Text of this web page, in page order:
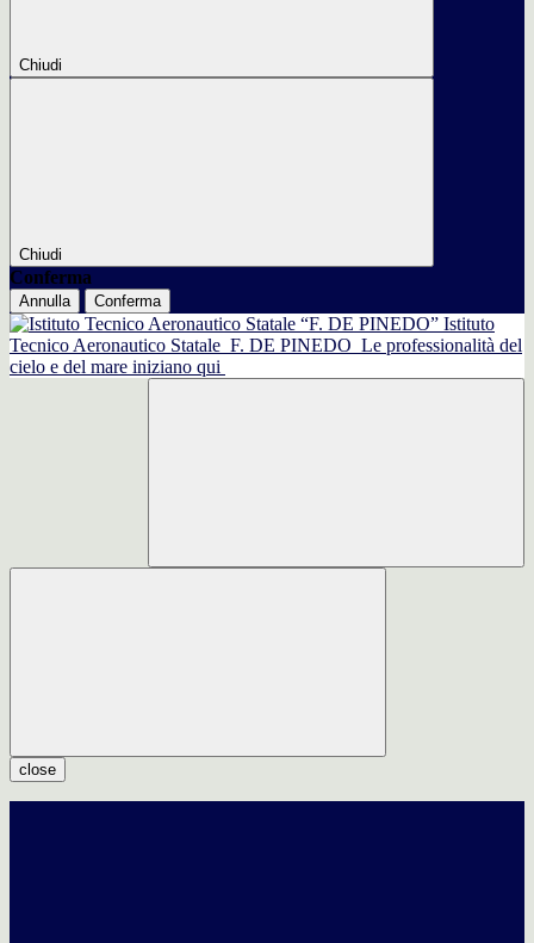
Chiudi
Chiudi
Conferma
Annulla Conferma
Istituto
Tecnico Aeronautico Statale F. DE PINEDO Le professionalità del
cielo e del mare iniziano qui
close